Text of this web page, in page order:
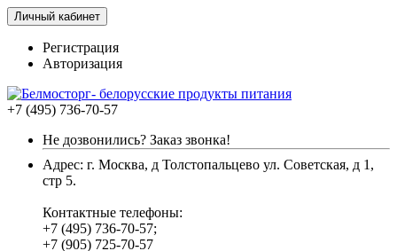
Личный кабинет
Регистрация
Авторизация
+7 (495) 736-70-57
Не дозвонились? Заказ звонка!
Адрес: г. Москва, д Толстопальцево ул. Советская, д 1,
стр 5.
Контактные телефоны:
+7 (495) 736-70-57;
+7 (905) 725-70-57